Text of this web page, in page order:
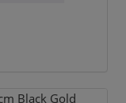
Black Gold